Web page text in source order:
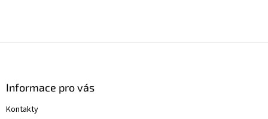
Informace pro vás
Kontakty